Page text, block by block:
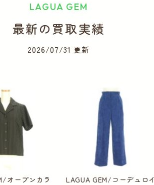
LAGUA GEM
最新の買取実績
2026/07/31 更新
オープンカラ
LAGUA GEM/コーデュロイ